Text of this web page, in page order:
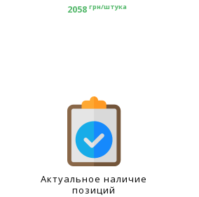
2058 грн/штука
Актуальное наличие
позиций